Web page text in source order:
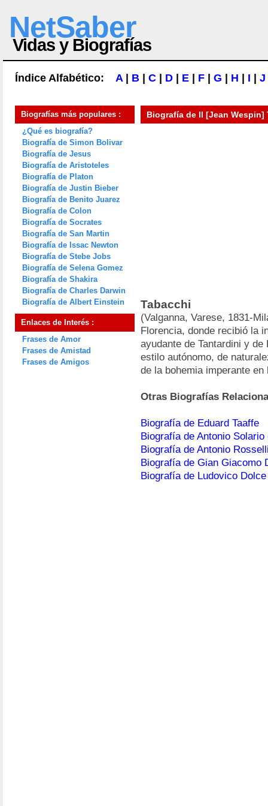
NetSaber
Vidas y Biografías
Índice Alfabético: A| B C D E F G H I J
Biografías más populares :
¿Qué es biografía?
Biografía de Simon Bolivar
Biografía de Jesus
Biografía de Aristoteles
Biografía de Platon
Biografía de Justin Bieber
Biografía de Benito Juarez
Biografía de Colon
Biografía de Socrates
Biografía de San Martin
Biografía de Issac Newton
Biografía de Stebe Jobs
Biografía de Selena Gomez
Biografía de Shakira
Biografía de Charles Darwin
Biografía de Albert Einstein
Enlaces de Interés :
Frases de Amor
Frases de Amistad
Frases de Amigos
Biografía de Il [Jean Wespin]
Tabacchi
(Valganna, Varese, 1831-
Florencia, donde recibió la
ayudante de Tantardini y
estilo autónomo, de
de la bohemia imperante en
Otras Biografías
Biografía de Eduard Taaffe
Biografía de Antonio Solario
Biografía de Antonio
Biografía de Gian Giacomo
Biografía de Ludovico Dolce